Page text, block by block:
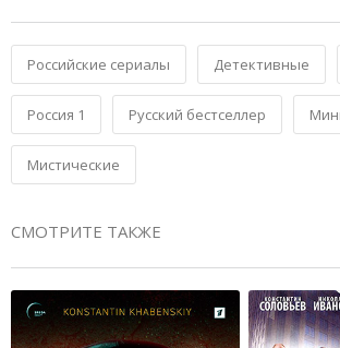
Российские сериалы Детективные
Россия 1 Русский бестселлер
Мистические
СМОТРИТЕ ТАКЖЕ